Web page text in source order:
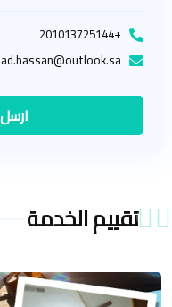
+201013725144
تقييم الخدمة